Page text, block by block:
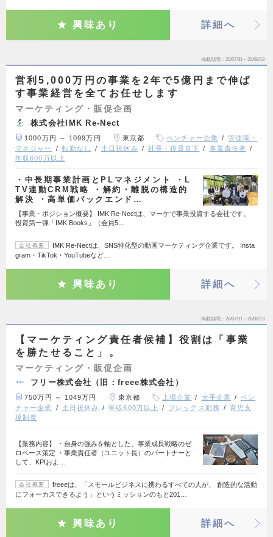
興味あり 詳細へ
掲載期間 26/07/31～26/08/13
営利5,000万円の事業を2年で5億円まで伸ば
す事業経営を全てお任せします
マーケティング・販促企画
株式会社IMK Re-Nect
1000万円 ～ 1099万円 東京都 ベンチャー企業
管理職・
マネジャー
転勤なし 土日祝休み 社長・役員直下
事業責任者
年収600万以上
・中長期事業計画とPLマネジメント ・L
TV連動CRM戦略 ・解約・離脱の構造的
解決 ・高単価バックエンド…
【事業・ポジション概要】 IMK Re-Nectは、マーケで事業投資する会社です。
投資第一弾「IMK Books」（会員5…
会社概要
IMK Re-Nectは、SNS特化型の動画マーケティング企業です。 Insta
gram・TikTok・YouTubeなど…
興味あり 詳細へ
掲載期間 26/07/31～26/08/13
【マーケティング責任者候補】役割は「事業
を勝たせること」。
マーケティング・販促企画
フリー株式会社（旧：freee株式会社）
750万円 ～ 1049万円 東京都 上場企業 大手企業
ベン
チャー企業
土日祝休み 年収600万以上 フレックス勤務
育児支
援制度
【業務内容】 ・自身の強みを軸とした、事業成長戦略のゼ
ロベース策定 ・事業責任者（ユニット長）のパートナーと
して、KPIおよ…
会社概要
freeeは、「スモールビジネスに携わるすべての人が、 創造的な活動
にフォーカスできるよう」というミッションのもと201…
興味あり 詳細へ